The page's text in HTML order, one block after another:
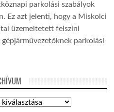
parkolási szabályok
Ez azt jelenti, hogy a Miskolci
üzemeltetett felszíni
parkolási